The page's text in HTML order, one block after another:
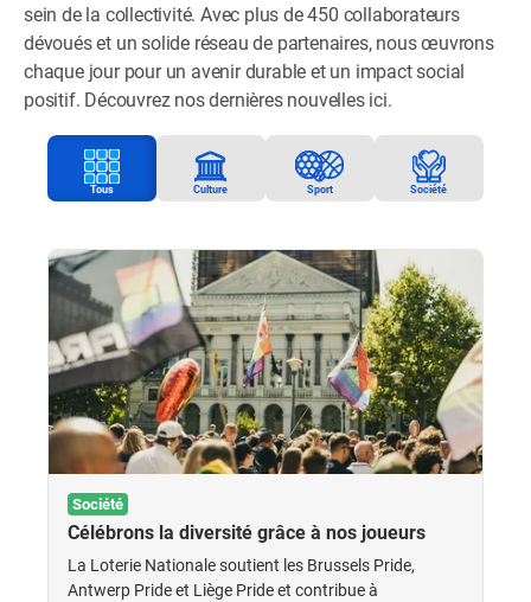
sein de la collectivité. Avec plus de 450 collaborateurs
dévoués et un solide réseau de partenaires, nous œuvrons
chaque jour pour un avenir durable et un impact social
positif. Découvrez nos dernières nouvelles ici.
Tous Culture Sport Société
Société
Célébrons la diversité grâce à nos joueurs
La Loterie Nationale soutient les Brussels Pride,
Antwerp Pride et Liège Pride et contribue à